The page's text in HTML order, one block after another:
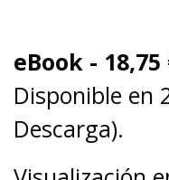
eBook - 18,75
Disponible en
Descarga).